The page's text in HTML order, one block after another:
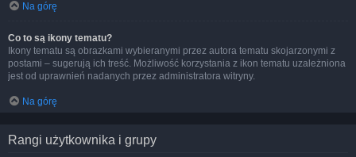
Na górę
Co to są ikony tematu?
Ikony tematu są obrazkami wybieranymi przez autora tematu skojarzonymi z
postami – sugerują ich treść. Możliwość korzystania z ikon tematu uzależniona
jest od uprawnień nadanych przez administratora witryny.
Na górę
Rangi użytkownika i grupy